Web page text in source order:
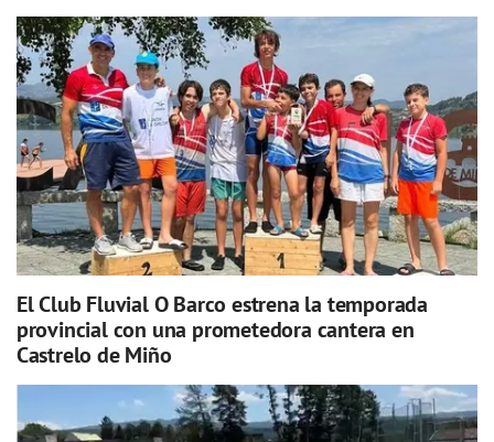
El Club Fluvial O Barco estrena la temporada
provincial con una prometedora cantera en
Castrelo de Miño